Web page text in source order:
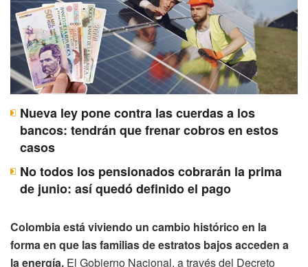
Nueva ley pone contra las cuerdas a los
bancos: tendrán que frenar cobros en estos
casos
No todos los pensionados cobrarán la prima
de junio: así quedó definido el pago
Colombia está viviendo un cambio histórico en la
forma en que las familias de estratos bajos acceden a
la energía. El Gobierno Nacional, a través del Decreto